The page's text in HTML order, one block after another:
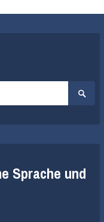
Suche
Sprache und